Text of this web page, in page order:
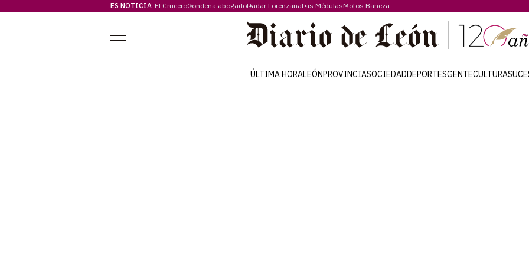
ES NOTICIA El CruceroCondena abogadoRadar LorenzanaLas MédulasMotos Bañeza
Menú
ÚLTIMA HORALEÓNPROVINCIASOCIEDADDEPORTESGENTECULTURA